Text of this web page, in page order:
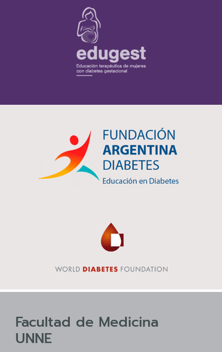
Facultad de Medicina
UNNE